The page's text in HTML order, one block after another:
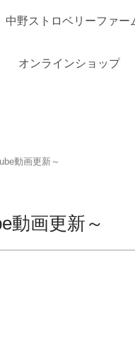
中野ストロベリーファー
オンラインショップ
動画更新～
動画更新～